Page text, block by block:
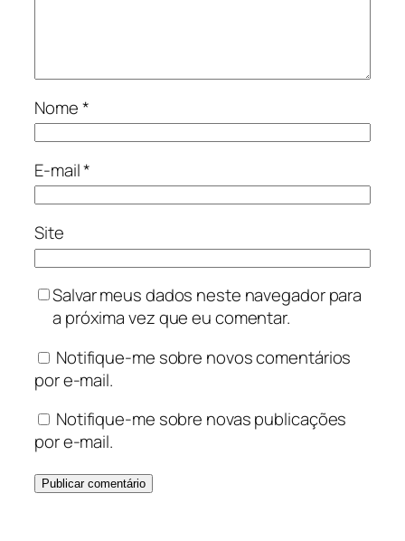
Nome*
E-mail*
Site
Salvar meus dados neste navegador para
a próxima vez que eu comentar.
Notifique-me sobre novos comentários
por e-mail.
Notifique-me sobre novas publicações
por e-mail.